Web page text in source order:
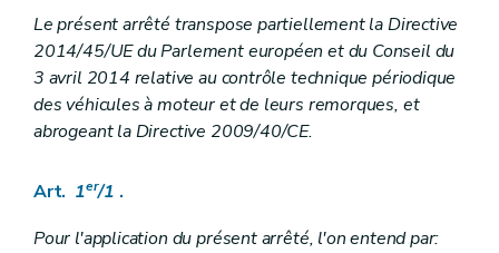
Le présent arrêté transpose partiellement la Directive
2014/45/UE du Parlement européen et du Conseil du
3 avril 2014 relative au contrôle technique périodique
des véhicules à moteur et de leurs remorques, et
abrogeant la Directive 2009/40/CE.
Art. 1er/1 .
Pour l'application du présent arrêté, l'on entend par: